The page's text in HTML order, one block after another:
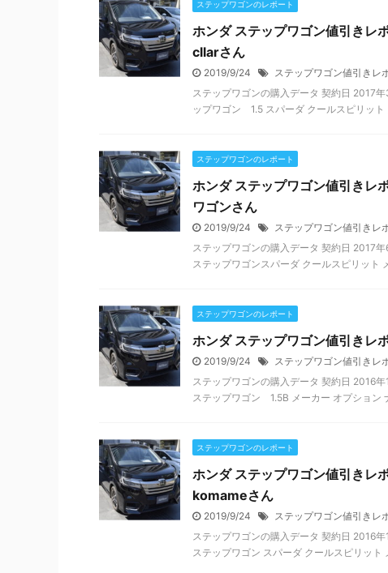
ステップワゴンのレポート
ホンダ ステップワゴン値引きレ
cllarさん
2019/9/24
ステップワゴン値引きレ
ステップワゴンの購入データ 契約日 2017
ップワゴン 1.5 スパーダ クールスピリット
ステップワゴンのレポート
ホンダ ステップワゴン値引きレ
ワゴンさん
2019/9/24
ステップワゴン値引きレ
ステップワゴンの購入データ 契約日 2017
ステップワゴンスパーダ クールスピリット
ステップワゴンのレポート
ホンダ ステップワゴン値引きレ
2019/9/24
ステップワゴン値引きレ
ステップワゴンの購入データ 契約日 2016
ステップワゴン 1.5B メーカー オプション
ステップワゴンのレポート
ホンダ ステップワゴン値引きレ
komameさん
2019/9/24
ステップワゴン値引きレ
ステップワゴンの購入データ 契約日 2016
ステップワゴン スパーダ クールスピリット